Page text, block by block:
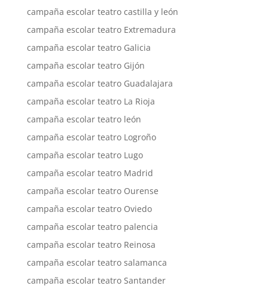
campaña escolar teatro castilla y león
campaña escolar teatro Extremadura
campaña escolar teatro Galicia
campaña escolar teatro Gijón
campaña escolar teatro Guadalajara
campaña escolar teatro La Rioja
campaña escolar teatro león
campaña escolar teatro Logroño
campaña escolar teatro Lugo
campaña escolar teatro Madrid
campaña escolar teatro Ourense
campaña escolar teatro Oviedo
campaña escolar teatro palencia
campaña escolar teatro Reinosa
campaña escolar teatro salamanca
campaña escolar teatro Santander